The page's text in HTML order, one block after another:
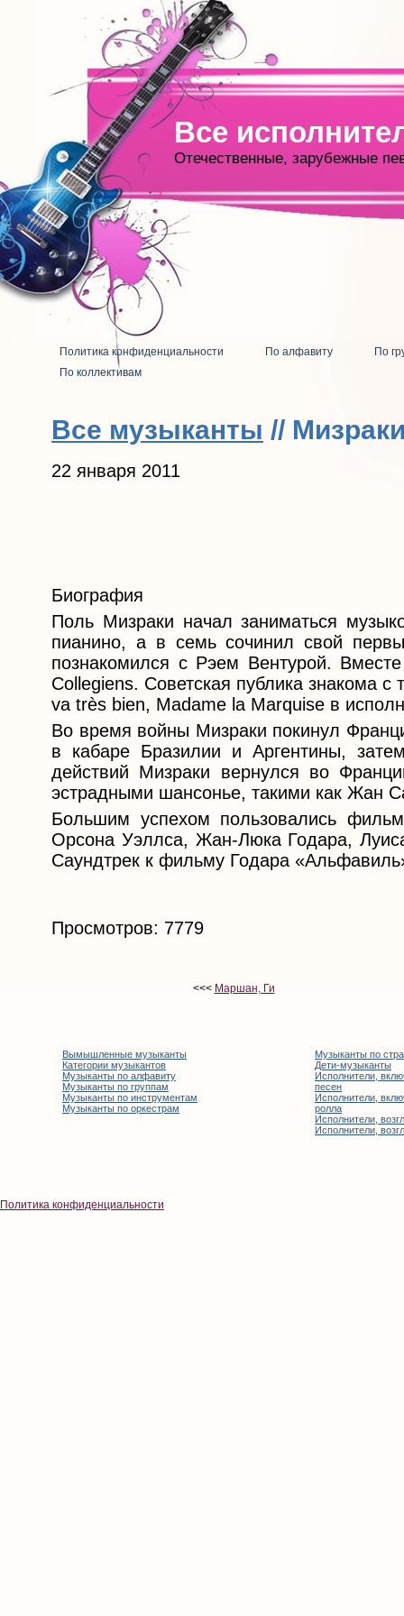
Все
Отечественные, зарубежные
Политика конфиденциальности По алфавиту
По
По коллективам
Все музыканты //
22 января 2011
Биография
Поль Мизраки начал заниматься
пианино, а в семь сочинил свой
познакомился с Рэем Вентурой.
Collegiens. Советская публика знакома
va très bien, Madame la Marquise в
Во время войны Мизраки покинул
в кабаре Бразилии и Аргентины,
действий Мизраки вернулся во
эстрадными шансонье, такими как Жан
Большим успехом пользовались
Орсона Уэллса, Жан-Люка Годара,
Саундтрек к фильму Годара
Просмотров: 7779
<<< Маршан, Ги
Вымышленные музыканты
Категории музыкантов
Музыканты по алфавиту
Музыканты по группам
Музыканты по инструментам
Музыканты по оркестрам
Музыканты по
Дети-музыканты
Исполнители,
песен
Исполнители,
ролла
Исполнители,
Исполнители,
Политика конфиденциальности